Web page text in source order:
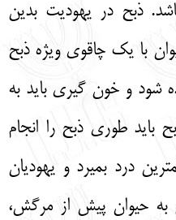
ذبح در یهودیت بدین‌
با یک چاقوی ویژه ذبح
شود و خون‌ گیری باید به
طوری ذبح را انجام
درد بمیرد و یهودیان
به حیوان پیش از مرگش،